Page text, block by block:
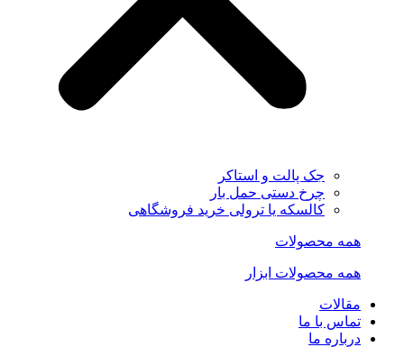
جک پالت و استاکر
چرخ دستی حمل بار
کالسکه یا ترولی خرید فروشگاهی
همه محصولات
همه محصولات ابزار
مقالات
تماس با ما
درباره ما